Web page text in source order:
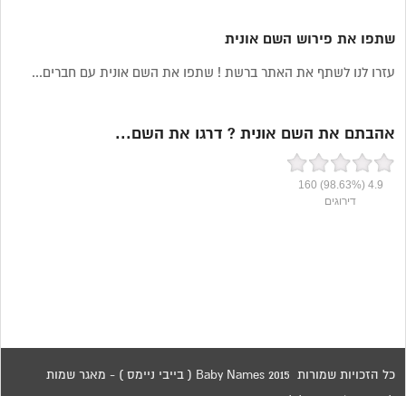
שתפו את פירוש השם אונית
עזרו לנו לשתף את האתר ברשת ! שתפו את השם אונית עם חברים...
אהבתם את השם אונית ? דרגו את השם...
4.9
(98.63%)
160
דירוגים
כל הזכויות שמורות 2015 Baby Names ( בייבי ניימס ) - מאגר שמות